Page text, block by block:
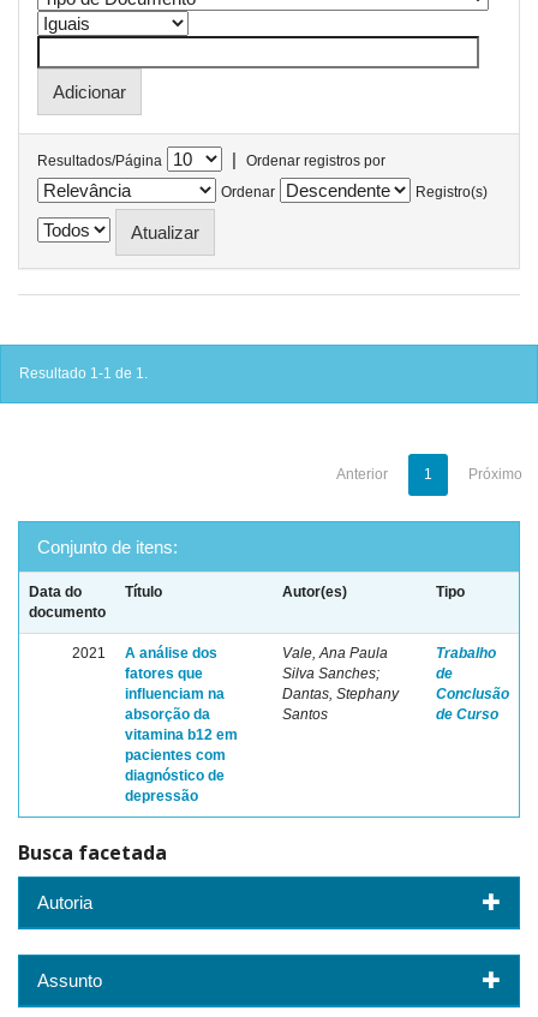
Resultados/Página |
Ordenar registros por
Ordenar
Registro(s)
Resultado 1-1 de 1.
Anterior 1 Próximo
Conjunto de itens:
Data do
documento
Título Autor(es) Tipo
2021
A análise dos
fatores que
influenciam na
absorção da
vitamina b12 em
pacientes com
diagnóstico de
depressão
Vale, Ana Paula
Silva Sanches;
Dantas, Stephany
Santos
Trabalho
de
Conclusão
de Curso
Busca facetada
Autoria
Assunto